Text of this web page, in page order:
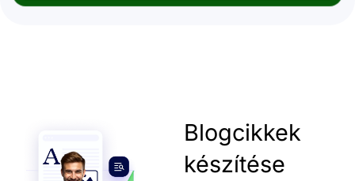
Blogcikkek
készítése